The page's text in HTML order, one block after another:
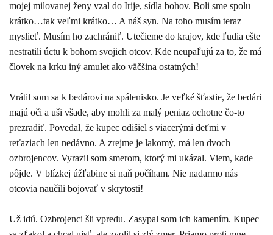
mojej milovanej ženy vzal do Irije, sídla bohov. Boli sme spolu
krátko…tak veľmi krátko… A náš syn. Na toho musím teraz
myslieť. Musím ho zachrániť. Utečieme do krajov, kde ľudia ešte
nestratili úctu k bohom svojich otcov. Kde neupaľujú za to, že má
človek na krku iný amulet ako väčšina ostatných!
Vrátil som sa k bedárovi na spálenisko. Je veľké šťastie, že bedári
majú oči a uši všade, aby mohli za malý peniaz ochotne čo-to
prezradiť. Povedal, že kupec odišiel s viacerými deťmi v
reťaziach len nedávno. A zrejme je lakomý, má len dvoch
ozbrojencov. Vyrazil som smerom, ktorý mi ukázal. Viem, kade
pôjde. V blízkej úžľabine si naň počíham. Nie nadarmo nás
otcovia naučili bojovať v skrytosti!
Už idú. Ozbrojenci šli vpredu. Zasypal som ich kamením. Kupec